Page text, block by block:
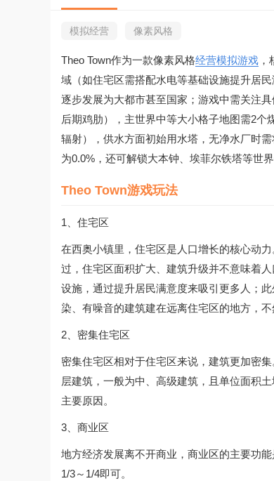
模拟经营 像素风格
Theo Town作为一款像素风格经营模拟游戏
域（如住宅区需搭配水电等基础设施提升居
逐步发展为大都市甚至国家；游戏中需关注
后期鸡肋），主世界中等大小格子地图需2
辐射），供水方面初始用水塔，无净水厂时
为0.0%，还可解锁大本钟、埃菲尔铁塔等世
Theo Town游戏玩法
1、住宅区
在西奥小镇里，住宅区是人口增长的核心动
过，住宅区面积扩大、建筑升级并不意味着
设施，通过提升居民满意度来吸引更多人；
染、有噪音的建筑建在远离住宅区的地方，不
2、密集住宅区
密集住宅区相对于住宅区来说，建筑更加密
层建筑，一般为中、高级建筑，且单位面积
主要原因。
3、商业区
地方经济发展离不开商业，商业区的主要功
1/3～1/4即可。